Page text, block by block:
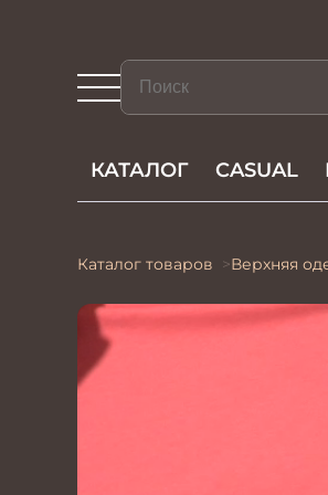
КАТАЛОГ CASUAL
Каталог товаров Верхняя